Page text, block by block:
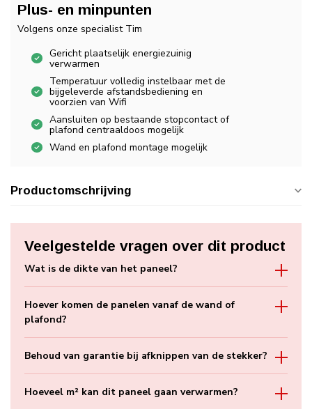
Plus- en minpunten
Volgens onze specialist Tim
Gericht plaatselijk energiezuinig
verwarmen
Temperatuur volledig instelbaar met de
bijgeleverde afstandsbediening en
voorzien van Wifi
Aansluiten op bestaande stopcontact of
plafond centraaldoos mogelijk
Wand en plafond montage mogelijk
Productomschrijving
Veelgestelde vragen over dit product
Wat is de dikte van het paneel?
Hoever komen de panelen vanaf de wand of
plafond?
Behoud van garantie bij afknippen van de stekker?
Hoeveel m² kan dit paneel gaan verwarmen?